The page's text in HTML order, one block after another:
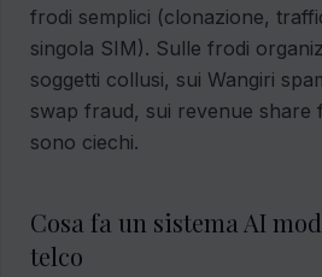
frodi semplici (clonazione,
singola SIM). Sulle frodi
soggetti collusi, sui Wangiri
swap fraud, sui revenue share
sono ciechi.
Cosa fa un sistema AI
telco